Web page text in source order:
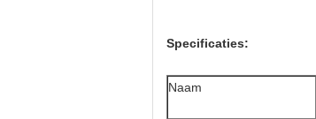
Specificaties:
Naam